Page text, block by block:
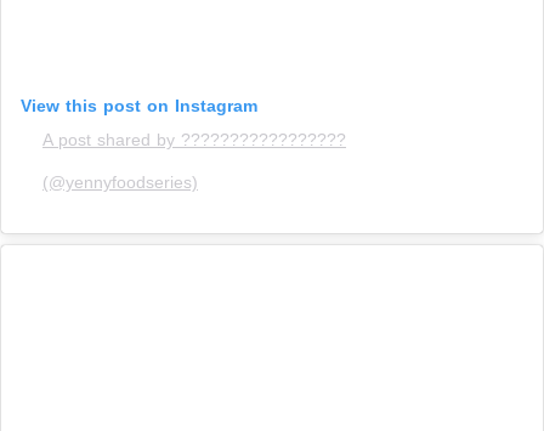
View this post on Instagram
A post shared by ?????????????????
(@yennyfoodseries)